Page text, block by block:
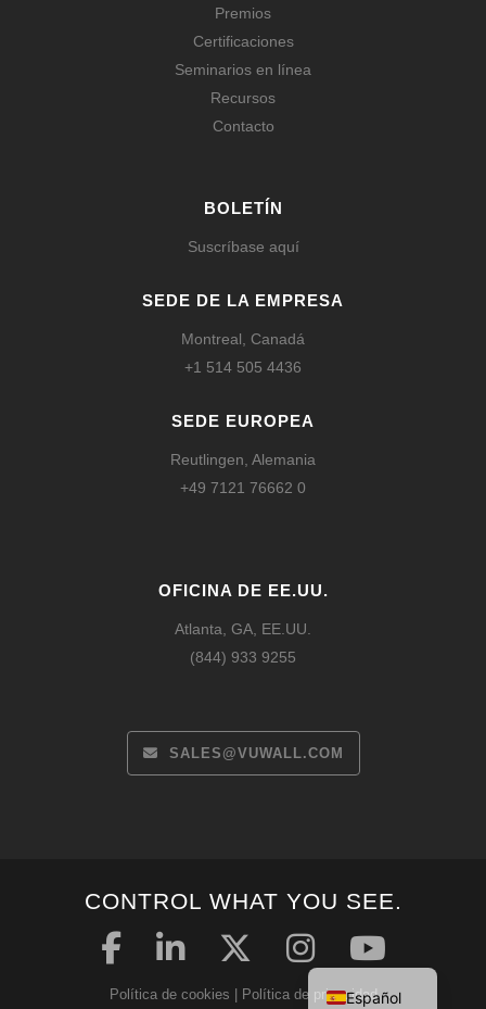
Premios
Certificaciones
Seminarios en línea
Recursos
Contacto
BOLETÍN
Suscríbase aquí
SEDE DE LA EMPRESA
Montreal, Canadá
+1 514 505 4436
SEDE EUROPEA
Reutlingen, Alemania
+49 7121 76662 0
OFICINA DE EE.UU.
Atlanta, GA, EE.UU.
(844) 933 9255
SALES@VUWALL.COM
CONTROL WHAT YOU SEE.
Política de cookies Política de privacidad
Español
English
Français